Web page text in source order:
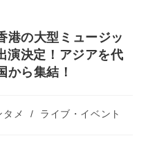
港の大型ミュージッ
演決定！アジアを代
から集結！
タメ / ライブ・イベント